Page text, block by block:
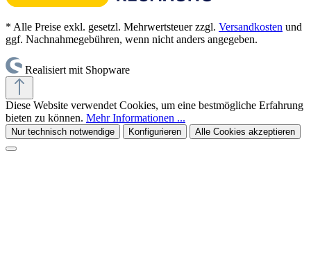
* Alle Preise exkl. gesetzl. Mehrwertsteuer zzgl. Versandkosten und
ggf. Nachnahmegebühren, wenn nicht anders angegeben.
Realisiert mit Shopware
Diese Website verwendet Cookies, um eine bestmögliche Erfahrung
bieten zu können. Mehr Informationen ...
Nur technisch notwendige Konfigurieren Alle Cookies akzeptieren